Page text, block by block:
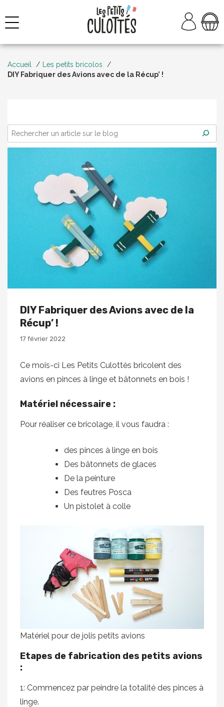
contenu
NAVIGATION
Accueil
Les petits bricolos
DIY Fabriquer des Avions avec de la Récup’ !
DIY Fabriquer des Avions avec de la
Récup’ !
17 février 2022
Ce mois-ci Les Petits Culottés bricolent des
avions en pinces à linge et bâtonnets en bois !
Matériel nécessaire :
Pour réaliser ce bricolage, il vous faudra :
des pinces à linge en bois
Des bâtonnets de glaces
De la peinture
Des feutres Posca
Un pistolet à colle
Matériel pour de jolis petits avions
Etapes de fabrication des petits avions
:
1: Commencez par peindre la totalité des pinces à
linge.